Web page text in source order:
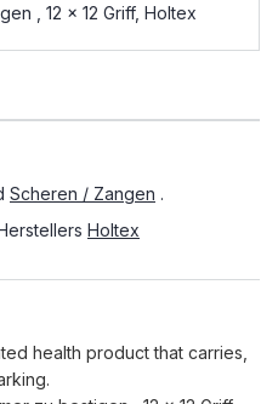
, 12 x 12 Griff, Holtex
Scheren / Zangen .
Holtex
health product that carries,